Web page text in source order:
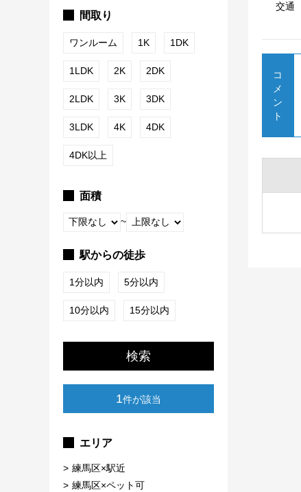
間取り
ワンルーム 1K 1DK
1LDK 2K 2DK
2LDK 3K 3DK
3LDK 4K 4DK
4DK以上
面積
~
駅からの徒歩
1分以内 5分以内
10分以内 15分以内
検索
1件が該当
エリア
練馬区×駅近
練馬区×ペット可
交通
コ
メ
ン
ト